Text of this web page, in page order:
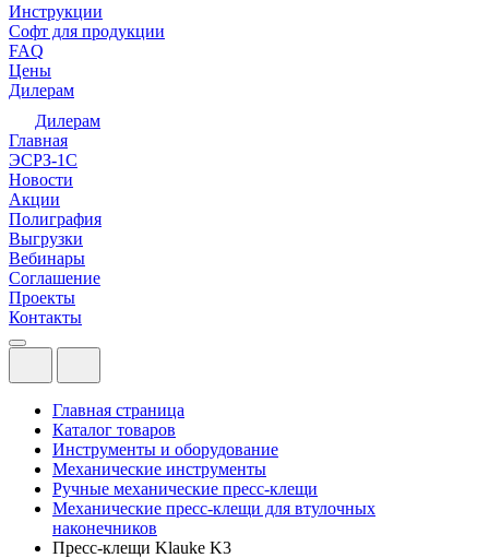
Инструкции
Софт для продукции
FAQ
Цены
Дилерам
Дилерам
Главная
ЭСРЗ-1С
Новости
Акции
Полиграфия
Выгрузки
Вебинары
Соглашение
Проекты
Контакты
Главная страница
Каталог товаров
Инструменты и оборудование
Механические инструменты
Ручные механические пресс-клещи
Механические пресс-клещи для втулочных
наконечников
Пресс-клещи Klauke K3